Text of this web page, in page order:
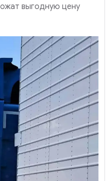
выгодную цену